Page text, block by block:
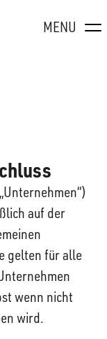
MENU
auf der
gelten für alle
wenn nicht
wird.